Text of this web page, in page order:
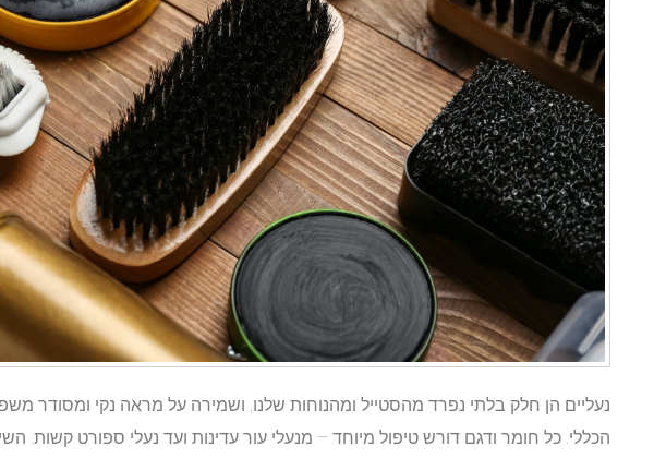
נעליים הן חלק בלתי נפרד מהסטייל ומהנוחות שלנו, ושמירה על מראה נקי ומסודר
הכללי. כל חומר ודגם דורש טיפול מיוחד – מנעלי עור עדינות ועד נעלי ספורט קשות.